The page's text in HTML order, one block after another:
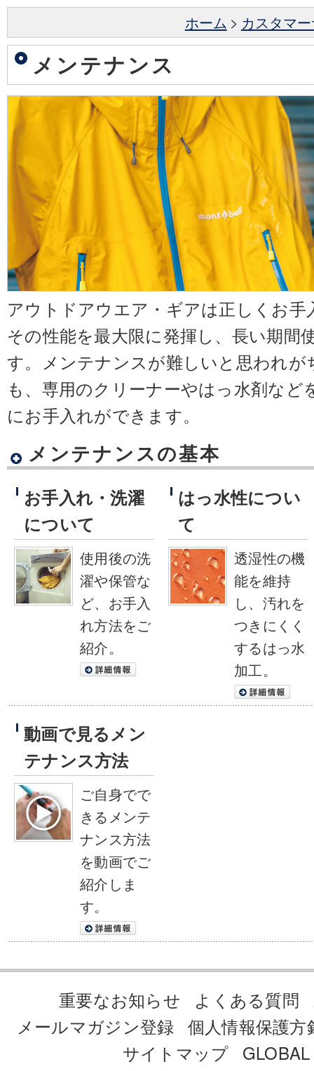
ホーム > カスタマ
メンテナンス
アウトドアウエア・ギアは正しくお
その性能を最大限に発揮し、長い期間
す。メンテナンスが難しいと思われ
も、専用のクリーナーやはっ水剤など
にお手入れができます。
メンテナンスの基本
お手入れ・洗濯
について
使用後の洗
濯や保管な
ど、お手入
れ方法をご
紹介。
はっ水性につい
て
透湿性の機
能を維持
し、汚れを
つきにくく
するはっ水
加工。
動画で見るメン
テナンス方法
ご自身でで
きるメンテ
ナンス方法
を動画でご
紹介しま
す。
重要なお知らせ よくある質問
メールマガジン登録 個人情報保護方
サイトマップ